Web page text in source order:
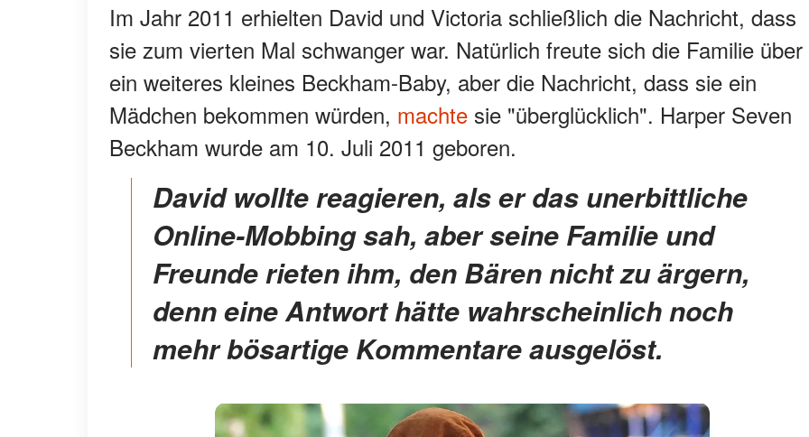
Im Jahr 2011 erhielten David und Victoria schließlich die Nachricht, dass
sie zum vierten Mal schwanger war. Natürlich freute sich die Familie über
ein weiteres kleines Beckham-Baby, aber die Nachricht, dass sie ein
Mädchen bekommen würden, machte sie "überglücklich". Harper Seven
Beckham wurde am 10. Juli 2011 geboren.
David wollte reagieren, als er das unerbittliche
Online-Mobbing sah, aber seine Familie und
Freunde rieten ihm, den Bären nicht zu ärgern,
denn eine Antwort hätte wahrscheinlich noch
mehr bösartige Kommentare ausgelöst.